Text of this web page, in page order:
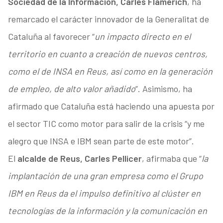
remarcado el carácter innovador de la Generalitat de
Cataluña al favorecer “un impacto directo en el
territorio en cuanto a creación de nuevos centros,
como el de INSA en Reus, así como en la generación
de empleo, de alto valor añadido”. Asimismo, ha
afirmado que Cataluña está haciendo una apuesta por
el sector TIC como motor para salir de la crisis “y me
alegro que INSA e IBM sean parte de este motor”.
El alcalde de Reus, Carles Pellicer, afirmaba que “la
implantación de una gran empresa como el Grupo
IBM en Reus da el impulso definitivo al clúster en
tecnologías de la información y la comunicación en